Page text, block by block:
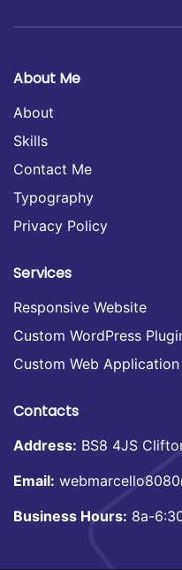
About Me
About
Skills
Contact Me
Typography
Privacy Policy
Services
Responsive Website
Custom WordPress
Custom Web Application
Contacts
Address: BS8 4JS
Email:
Business Hours: 8a-